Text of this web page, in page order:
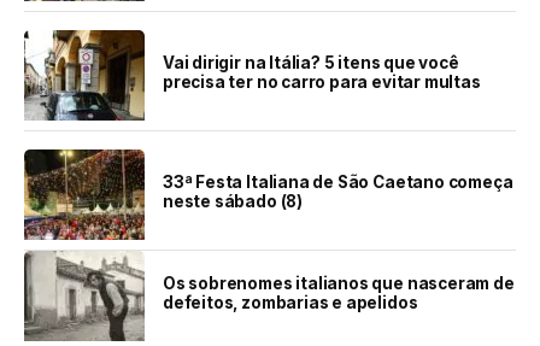
Vai dirigir na Itália? 5 itens que você
precisa ter no carro para evitar multas
33ª Festa Italiana de São Caetano começa
neste sábado (8)
Os sobrenomes italianos que nasceram de
defeitos, zombarias e apelidos